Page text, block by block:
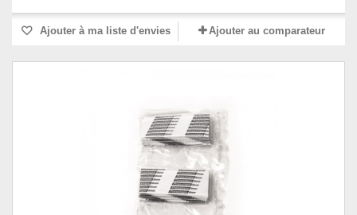
Ajouter à ma liste d'envies Ajouter au comparateur